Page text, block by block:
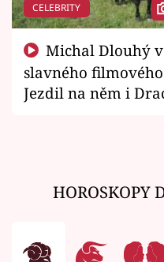
CELEBRITY
slavného
Jezdil na něm i
HOROSKOPY